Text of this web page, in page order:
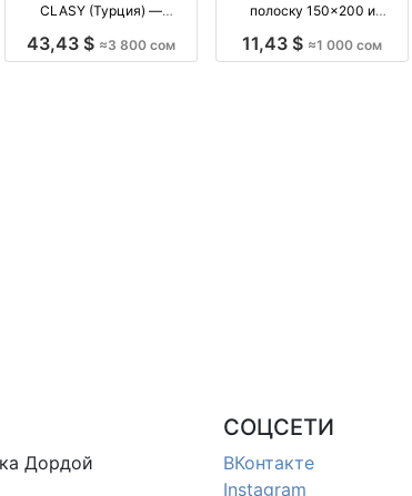
CLASY (Турция) —
комплект, 5 оттенков
43,43 $ ≈3 800 сом
полоску 150×200 и
текстиль производство
11,43 $ ≈1 000 сом
Дордой
СОЦСЕТИ
ВКонтакте
Instagram